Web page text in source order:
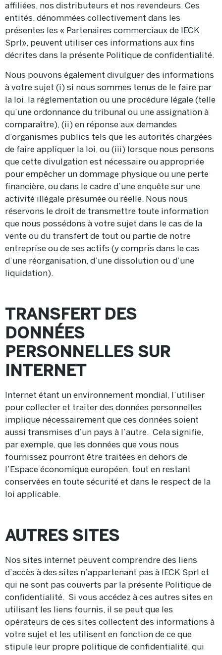
affiliées, nos distributeurs et nos revendeurs. Ces
entités, dénommées collectivement dans les
présentes les « Partenaires commerciaux de IECK
Sprl», peuvent utiliser ces informations aux fins
décrites dans la présente Politique de confidentialité.
Nous pouvons également divulguer des informations
à votre sujet (i) si nous sommes tenus de le faire par
la loi, la réglementation ou une procédure légale (telle
qu’une ordonnance du tribunal ou une assignation à
comparaître), (ii) en réponse aux demandes
d’organismes publics tels que les autorités chargées
de faire appliquer la loi, ou (iii) lorsque nous pensons
que cette divulgation est nécessaire ou appropriée
pour empêcher un dommage physique ou une perte
financière, ou dans le cadre d’une enquête sur une
activité illégale présumée ou réelle. Nous nous
réservons le droit de transmettre toute information
que nous possédons à votre sujet dans le cas de la
vente ou du transfert de tout ou partie de notre
entreprise ou de ses actifs (y compris dans le cas
d’une réorganisation, d’une dissolution ou d’une
liquidation).
TRANSFERT DES
DONNÉES
PERSONNELLES SUR
INTERNET
Internet étant un environnement mondial, l’utiliser
pour collecter et traiter des données personnelles
implique nécessairement que ces données soient
aussi transmises d’un pays à l’autre. Cela signifie,
par exemple, que les données que vous nous
fournissez pourront être traitées en dehors de
l’Espace économique européen, tout en restant
conservées en toute sécurité et dans le respect de la
loi applicable.
AUTRES SITES
Nos sites internet peuvent comprendre des liens
d’accès à des sites n’appartenant pas à IECK Sprl et
qui ne sont pas couverts par la présente Politique de
confidentialité. Si vous accédez à ces autres sites en
utilisant les liens fournis, il se peut que les
opérateurs de ces sites collectent des informations à
votre sujet et les utilisent en fonction de ce que
stipule leur propre politique de confidentialité, qui